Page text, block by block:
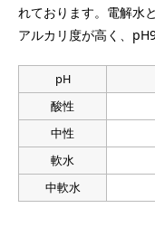
れております。電解水
アルカリ度が高く、
pH
酸性
中性
軟水
中軟水